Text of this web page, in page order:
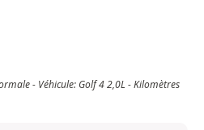
- Véhicule: Golf 4 2,0L - Kilomètres